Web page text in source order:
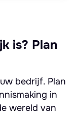
is? Plan
bedrijf. Plan
in
wereld van